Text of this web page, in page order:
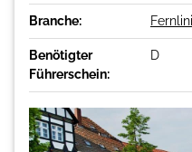
Branche:
Benötigter
Führerschein:
D